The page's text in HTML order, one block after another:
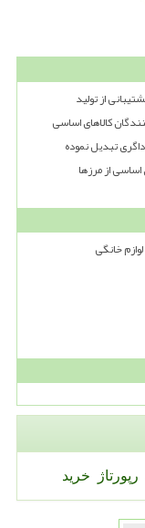
از تولید
تبدیل نموده
خانگی
رپورتاژ خرید